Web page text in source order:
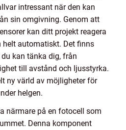
intressant när den kan
sin omgivning. Genom att
kan ditt projekt reagera
automatiskt. Det finns
kan tänka dig, från
till avstånd och ljusstyrka.
ny värld av möjligheter för
helgen.
närmare på en fotocell som
Denna komponent